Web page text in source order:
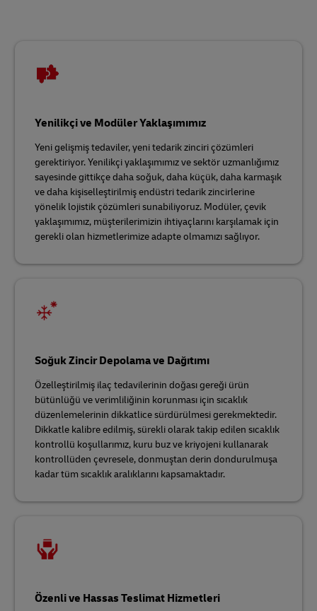
Yenilikçi ve Modüler Yaklaşımımız
Yeni gelişmiş tedaviler, yeni tedarik zinciri çözümleri
gerektiriyor. Yenilikçi yaklaşımımız ve sektör uzmanlığımız
sayesinde gittikçe daha soğuk, daha küçük, daha karmaşık
ve daha kişiselleştirilmiş endüstri tedarik zincirlerine
yönelik lojistik çözümleri sunabiliyoruz. Modüler, çevik
yaklaşımımız, müşterilerimizin ihtiyaçlarını karşılamak için
gerekli olan hizmetlerimize adapte olmamızı sağlıyor.
Soğuk Zincir Depolama ve Dağıtımı
Özelleştirilmiş ilaç tedavilerinin doğası gereği ürün
bütünlüğü ve verimliliğinin korunması için sıcaklık
düzenlemelerinin dikkatlice sürdürülmesi gerekmektedir.
Dikkatle kalibre edilmiş, sürekli olarak takip edilen sıcaklık
kontrollü koşullarımız, kuru buz ve kriyojeni kullanarak
kontrollüden çevresele, donmuştan derin dondurulmuşa
kadar tüm sıcaklık aralıklarını kapsamaktadır.
Özenli ve Hassas Teslimat Hizmetleri